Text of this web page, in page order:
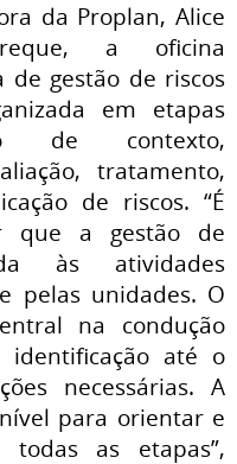
da Proplan, Alice
a oficina
de gestão de riscos
em etapas
de contexto,
tratamento,
de riscos. “É
que a gestão de
às atividades
pelas unidades. O
na condução
identificação até o
necessárias. A
para orientar e
as etapas”,